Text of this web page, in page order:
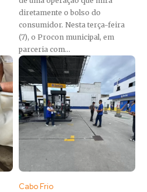
diretamente o bolso do
consumidor. Nesta terça-feira
(7), o Procon municipal, em
parceria com...
Cabo Frio